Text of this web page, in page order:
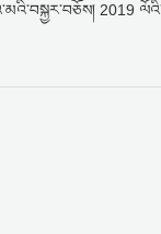
2019